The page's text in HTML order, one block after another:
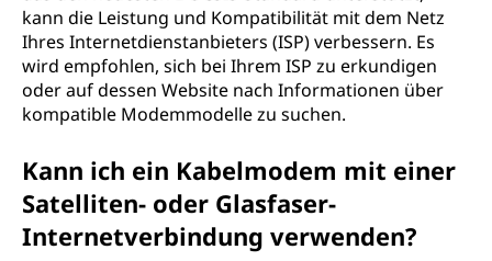
kann die Leistung und Kompatibilität mit dem Netz
Ihres Internetdienstanbieters (ISP) verbessern. Es
wird empfohlen, sich bei Ihrem ISP zu erkundigen
oder auf dessen Website nach Informationen über
kompatible Modemmodelle zu suchen.
Kann ich ein Kabelmodem mit einer
Satelliten- oder Glasfaser-
Internetverbindung verwenden?